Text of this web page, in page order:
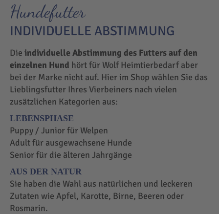
Hundefutter
INDIVIDUELLE ABSTIMMUNG
Die individuelle Abstimmung des Futters auf den
einzelnen Hund hört für Wolf Heimtierbedarf aber
bei der Marke nicht auf. Hier im Shop wählen Sie das
Lieblingsfutter Ihres Vierbeiners nach vielen
zusätzlichen Kategorien aus:
LEBENSPHASE
Puppy / Junior für Welpen
Adult für ausgewachsene Hunde
Senior für die älteren Jahrgänge
AUS DER NATUR
Sie haben die Wahl aus natürlichen und leckeren
Zutaten wie Apfel, Karotte, Birne, Beeren oder
Rosmarin.